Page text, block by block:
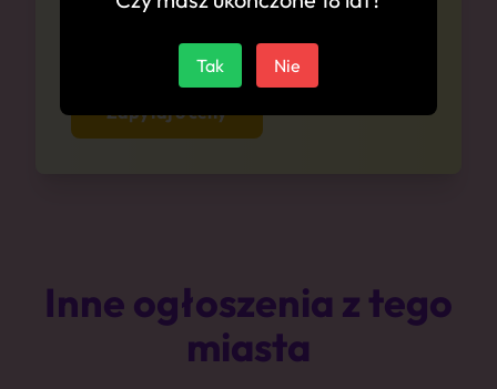
Zapytaj się o ceny anonimowo i bez
Zapytaj o ceny
Inne ogłoszenia z tego
miasta
Tak Nie